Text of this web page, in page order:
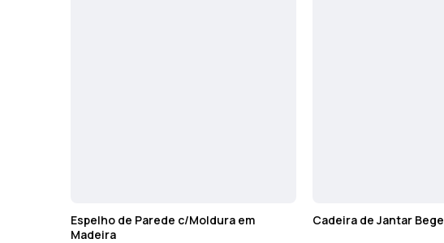
Espelho de Parede c/Moldura em
Madeira
Cadeira de Jantar Bege